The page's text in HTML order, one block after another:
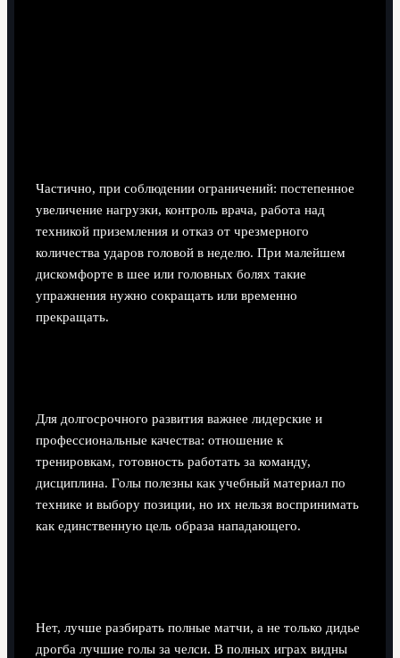
Частично, при соблюдении ограничений: постепенное
увеличение нагрузки, контроль врача, работа над
техникой приземления и отказ от чрезмерного
количества ударов головой в неделю. При малейшем
дискомфорте в шее или головных болях такие
упражнения нужно сокращать или временно
прекращать.
Для долгосрочного развития важнее лидерские и
профессиональные качества: отношение к
тренировкам, готовность работать за команду,
дисциплина. Голы полезны как учебный материал по
технике и выбору позиции, но их нельзя воспринимать
как единственную цель образа нападающего.
Нет, лучше разбирать полные матчи, а не только дидье
дрогба лучшие голы за челси. В полных играх видны